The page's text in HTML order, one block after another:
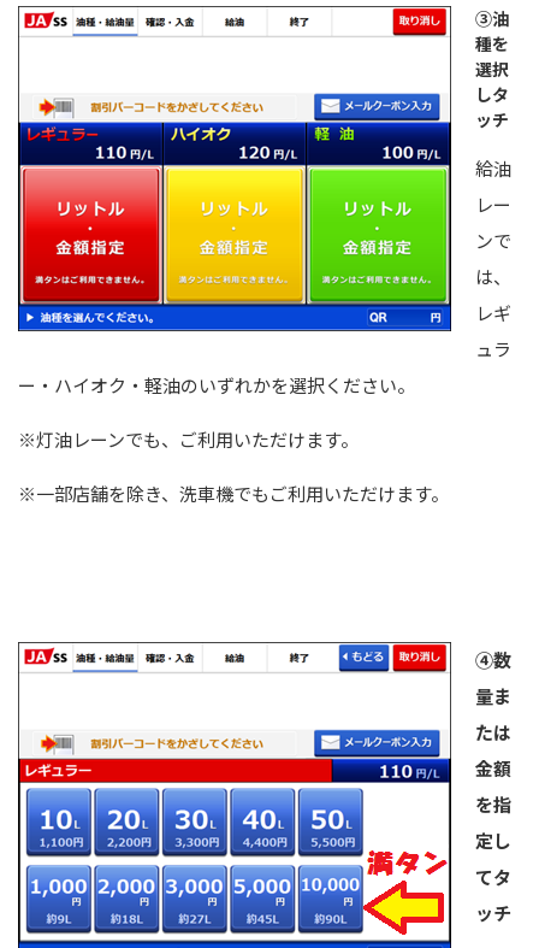
③油
種を
選択
しタ
ッチ
給油
レー
ンで
は、
レギ
ュラ
ー・ハイオク・軽油のいずれかを選択ください。
※灯油レーンでも、ご利用いただけます。
※一部店舗を除き、洗車機でもご利用いただけます。
④数
量ま
たは
金額
を指
定し
てタ
ッチ